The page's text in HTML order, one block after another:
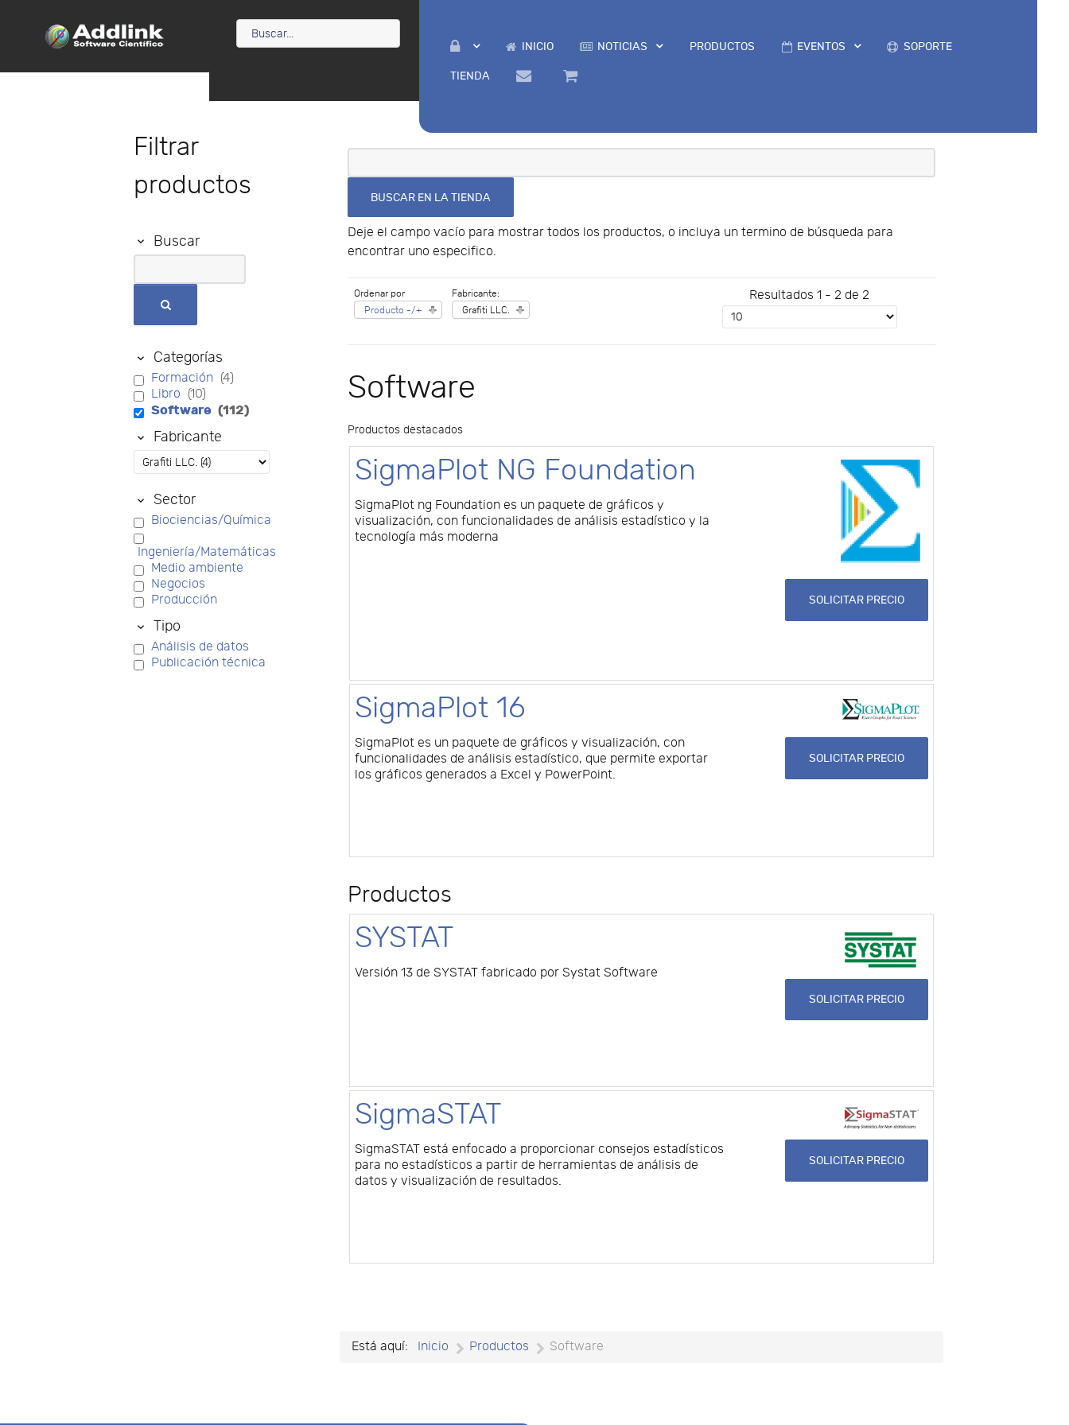
INICIO NOTICIAS PRODUCTOS EVENTOS SOPORTE
TIENDA
Filtrar
productos
Buscar
Categorías
Formación (4)
Libro (10)
Software (112)
Fabricante
Sector
Biociencias/Química
Ingeniería/Matemáticas
Medio ambiente
Negocios
Producción
Tipo
Análisis de datos
Publicación técnica
Deje el campo vacío para mostrar todos los productos, o incluya un termino de búsqueda para
encontrar uno especifico.
Ordenar por
Producto -/+
Fabricante:
Grafiti LLC.
Resultados 1 - 2 de 2
Software
Productos destacados
SigmaPlot NG Foundation
SigmaPlot ng Foundation es un paquete de gráficos y
visualización, con funcionalidades de análisis estadístico y la
tecnología más moderna
SOLICITAR PRECIO
SigmaPlot 16
SigmaPlot es un paquete de gráficos y visualización, con
funcionalidades de análisis estadístico, que permite exportar
los gráficos generados a Excel y PowerPoint.
SOLICITAR PRECIO
Productos
SYSTAT
Versión 13 de SYSTAT fabricado por Systat Software
SOLICITAR PRECIO
SigmaSTAT
SigmaSTAT está enfocado a proporcionar consejos estadísticos
para no estadísticos a partir de herramientas de análisis de
datos y visualización de resultados.
SOLICITAR PRECIO
Está aquí: Inicio Productos Software